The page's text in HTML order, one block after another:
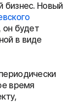
бизнес. Новый
он будет
в виде
время